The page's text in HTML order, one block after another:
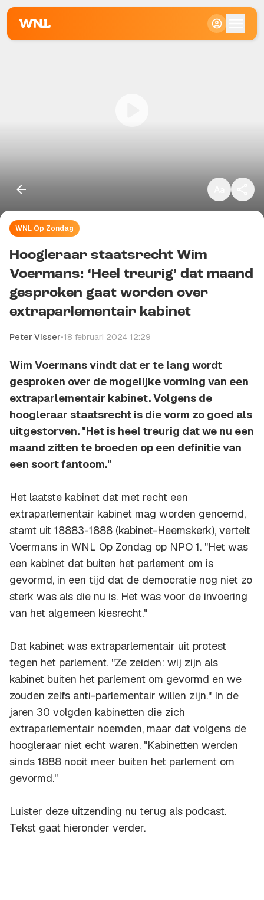
WNL Op Zondag
Hoogleraar staatsrecht Wim
Voermans: ‘Heel treurig’ dat maand
gesproken gaat worden over
extraparlementair kabinet
Peter Visser•18 februari 2024 12:29
Wim Voermans vindt dat er te lang wordt
gesproken over de mogelijke vorming van een
extraparlementair kabinet. Volgens de
hoogleraar staatsrecht is die vorm zo goed als
uitgestorven. "Het is heel treurig dat we nu een
maand zitten te broeden op een definitie van
een soort fantoom."
Het laatste kabinet dat met recht een
extraparlementair kabinet mag worden genoemd,
stamt uit 18883-1888 (kabinet-Heemskerk), vertelt
Voermans in WNL Op Zondag op NPO 1. "Het was
een kabinet dat buiten het parlement om is
gevormd, in een tijd dat de democratie nog niet zo
sterk was als die nu is. Het was voor de invoering
van het algemeen kiesrecht."
Dat kabinet was extraparlementair uit protest
tegen het parlement. "Ze zeiden: wij zijn als
kabinet buiten het parlement om gevormd en we
zouden zelfs anti-parlementair willen zijn." In de
jaren 30 volgden kabinetten die zich
extraparlementair noemden, maar dat volgens de
hoogleraar niet echt waren. "Kabinetten werden
sinds 1888 nooit meer buiten het parlement om
gevormd."
Luister deze uitzending nu terug als podcast.
Tekst gaat hieronder verder.